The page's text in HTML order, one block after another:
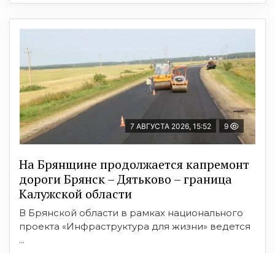
7 АВГУСТА 2026, 15:52 9
На Брянщине продолжается капремонт
дороги Брянск – Дятьково – граница
Калужской области
В Брянской области в рамках национального
проекта «Инфраструктура для жизни» ведется
...